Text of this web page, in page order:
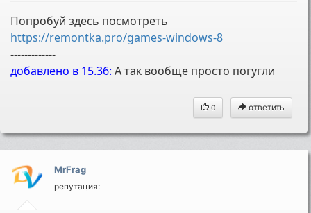
Попробуй здесь посмотреть
https://remontka.pro/games-windows-8
-------------
добавлено в 15.36: А так вообще просто погугли
0 ответить
MrFrag
репутация: